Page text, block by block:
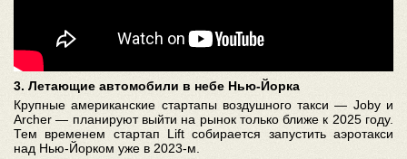
3. Летающие автомобили в небе Нью-Йорка
Крупные американские стартапы воздушного такси — Joby и
Archer — планируют выйти на рынок только ближе к 2025 году.
Тем временем стартап Lift собирается запустить аэротакси
над Нью-Йорком уже в 2023-м.